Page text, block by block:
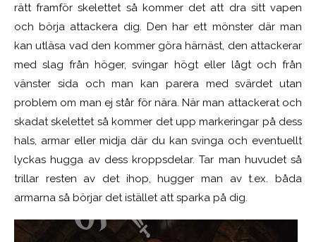
rätt framför skelettet så kommer det att dra sitt vapen
och börja attackera dig. Den har ett mönster där man
kan utläsa vad den kommer göra härnäst, den attackerar
med slag från höger, svingar högt eller lågt och från
vänster sida och man kan parera med svärdet utan
problem om man ej står för nära. När man attackerat och
skadat skelettet så kommer det upp markeringar på dess
hals, armar eller midja där du kan svinga och eventuellt
lyckas hugga av dess kroppsdelar. Tar man huvudet så
trillar resten av det ihop, hugger man av t.ex. båda
armarna så börjar det istället att sparka på dig.